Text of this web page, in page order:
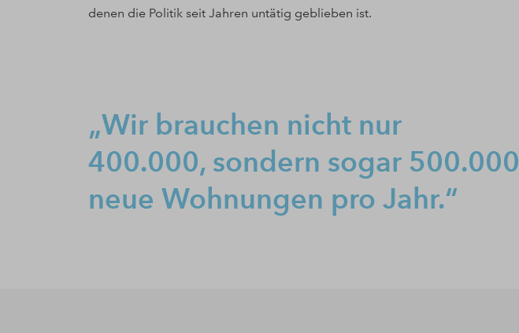
denen die Politik seit Jahren untätig geblieben ist.
Wir brauchen nicht nur
400.000, sondern sogar 500.000
neue Wohnungen pro Jahr.